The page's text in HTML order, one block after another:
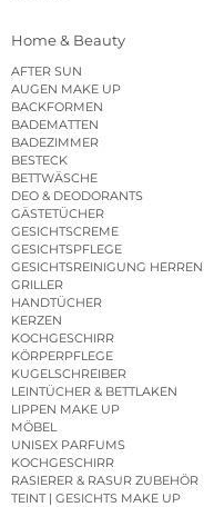
Home & Beauty
AFTER SUN
AUGEN MAKE UP
BACKFORMEN
BADEMATTEN
BADEZIMMER
BESTECK
BETTWÄSCHE
DEO & DEODORANTS
GÄSTETÜCHER
GESICHTSCREME
GESICHTSPFLEGE
GESICHTSREINIGUNG HERREN
GRILLER
HANDTÜCHER
KERZEN
KOCHGESCHIRR
KÖRPERPFLEGE
KUGELSCHREIBER
LEINTÜCHER & BETTLAKEN
LIPPEN MAKE UP
MÖBEL
UNISEX PARFUMS
KOCHGESCHIRR
RASIERER & RASUR ZUBEHÖR
TEINT | GESICHTS MAKE UP